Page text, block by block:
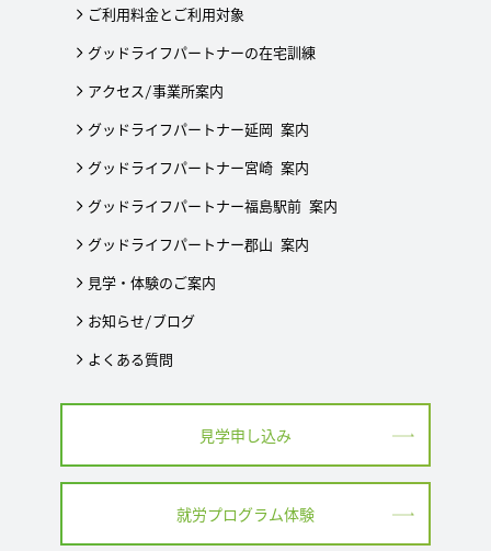
ご利用料金とご利用対象
グッドライフパートナーの在宅訓練
アクセス/事業所案内
グッドライフパートナー延岡 案内
グッドライフパートナー宮崎 案内
グッドライフパートナー福島駅前 案内
グッドライフパートナー郡山 案内
見学・体験のご案内
お知らせ/ブログ
よくある質問
見学申し込み
就労プログラム体験